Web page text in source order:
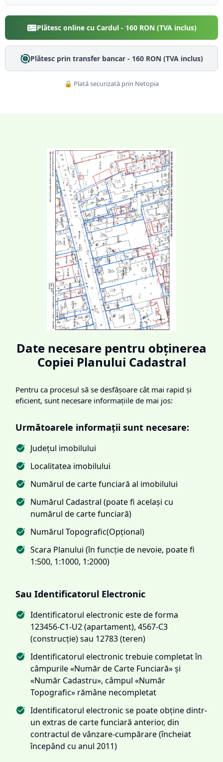
Plătesc online cu Cardul - 160RON (TVA inclus)
Plătesc prin transfer bancar - 160RON (TVA inclus)
🔒 Plată securizată prin Netopia
Date necesare pentru obținerea
Copiei Planului Cadastral
Pentru ca procesul să se desfășoare cât mai rapid și
eficient, sunt necesare informațiile de mai jos:
Următoarele informații sunt necesare:
Județul imobilului
Localitatea imobilului
Numărul de carte funciară al imobilului
Numărul Cadastral (poate fi același cu
numărul de carte funciară)
Numărul Topografic(Opțional)
Scara Planului (în funcție de nevoie, poate fi
1:500, 1:1000, 1:2000)
Sau Identificatorul Electronic
Identificatorul electronic este de forma
123456-C1-U2 (apartament), 4567-C3
(construcție) sau 12783 (teren)
Identificatorul electronic trebuie completat în
câmpurile «Număr de Carte Funciară» și
«Număr Cadastru», câmpul «Număr
Topografic» rămâne necompletat
Identificatorul electronic se poate obține dintr-
un extras de carte funciară anterior, din
contractul de vânzare-cumpărare (încheiat
începând cu anul 2011)